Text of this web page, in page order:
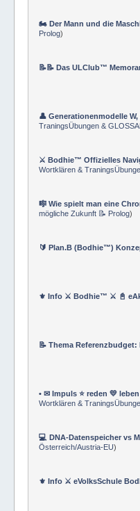
🏍 Der Mann und die
Prolog)
📝📝 Das ULClub™
👤 Generationenmodelle
TraningsÜbungen &
⚔️ Bodhie™ Offizielles
Wortklären &
🎼 Wie spielt man eine
mögliche Zukunft 📝 Prolog)
🔰 Plan.B (Bodhie™)
⚜ Info ⚔ Bodhie™ ⚔ 📓
📝 Thema
• ✉ Impuls ⭐️ reden 💛
Wortklären &
💻 DNA-Datenspeicher vs
Österreich/Austria-EU)
⚜ Info ⚔ eVolksSchule